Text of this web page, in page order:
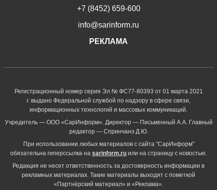
+7 (8452) 659-600
info@sarinform.ru
РЕКЛАМА
Регистрационный номер серия Эл № ФС77-80393 от 01 марта 2021
г. выдано Федеральной службой по надзору в сфере связи,
информационных технологий и массовых коммуникаций.
Учредитель — ООО «СарИнформ». Директор — Письменный А.А. Главный
редактор — Спринчанэ Д.Ю.
При использовании любых материалов с сайта "СарИнформ"
обязательна гиперссылка на sarinform.ru или на страницу с новостью.
Редакция не несет ответственность за достоверность информации в
рекламных материалах. Такие материалы выходят с пометкой
«Партнёрский материал» и «Реклама».